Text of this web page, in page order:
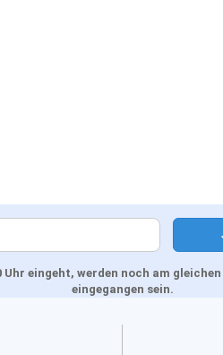
eingeht, werden noch am
eingegangen sein.